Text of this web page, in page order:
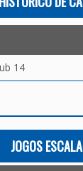
14
JOGOS